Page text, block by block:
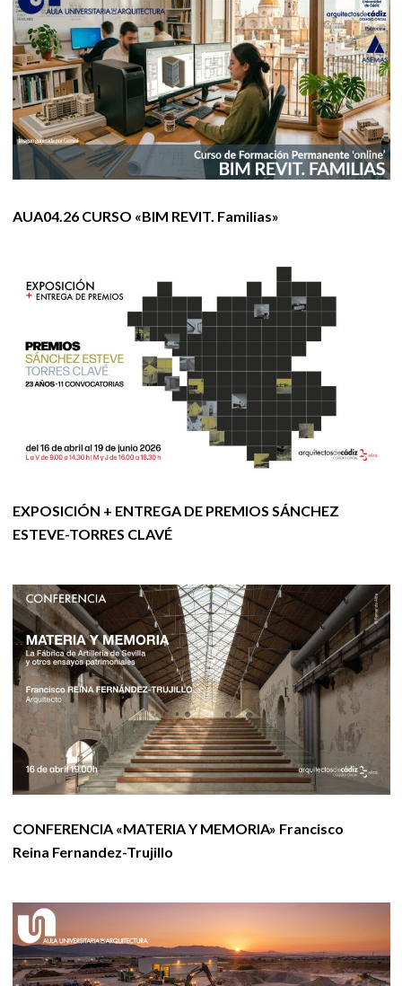
AUA04.26 CURSO «BIM REVIT. Familias»
EXPOSICIÓN + ENTREGA DE PREMIOS SÁNCHEZ
ESTEVE-TORRES CLAVÉ
CONFERENCIA «MATERIA Y MEMORIA» Francisco
Reina Fernandez-Trujillo